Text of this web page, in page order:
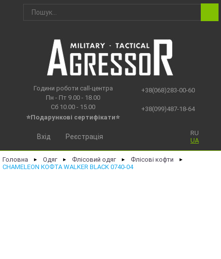
Години роботи call-центра
Пн - Пт 9.00 - 18.00
Сб 10.00 - 15.00
⭐Подарункові сертифікати⭐
+38(068)283-00-60
+38(099)487-18-64
RU
UA
Вхід Реєстрація
Головна ► Одяг ► Флісовий одяг ► Флісові кофти ►
CHAMELEON КОФТА WALKER BLACK 0740-04